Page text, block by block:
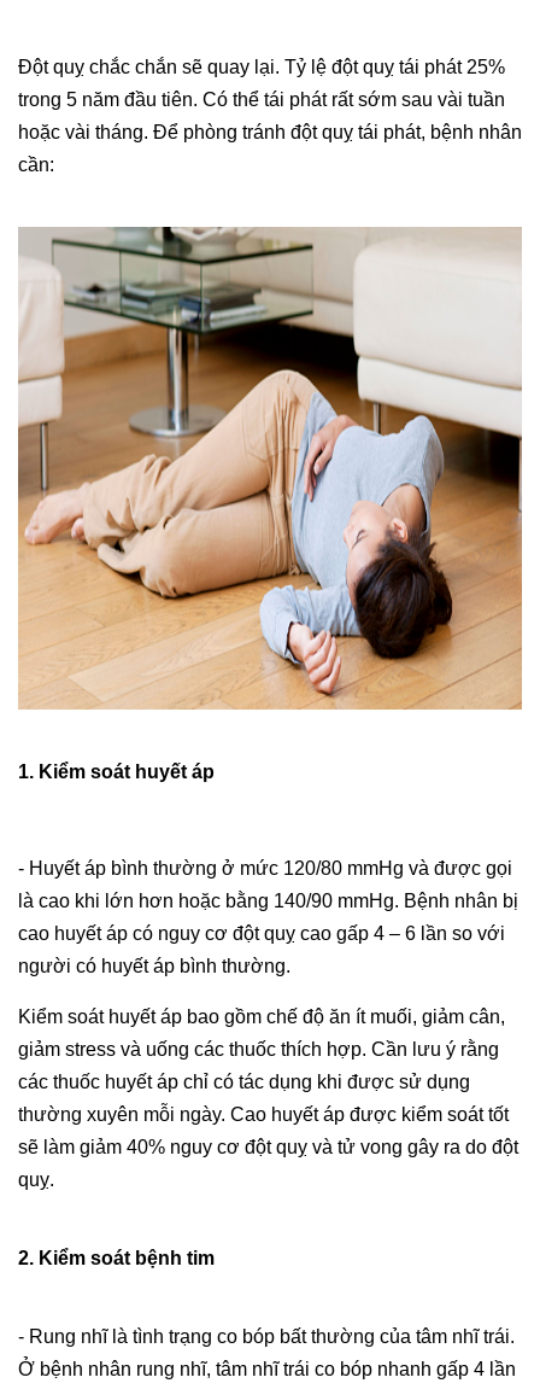
Đột quỵ chắc chắn sẽ quay lại. Tỷ lệ đột quỵ tái phát 25%
trong 5 năm đầu tiên. Có thể tái phát rất sớm sau vài tuần
hoặc vài tháng. Để phòng tránh đột quỵ tái phát, bệnh nhân
cần:
1. Kiểm soát huyết áp
- Huyết áp bình thường ở mức 120/80 mmHg và được gọi
là cao khi lớn hơn hoặc bằng 140/90 mmHg. Bệnh nhân bị
cao huyết áp có nguy cơ đột quỵ cao gấp 4 – 6 lần so với
người có huyết áp bình thường.
Kiểm soát huyết áp bao gồm chế độ ăn ít muối, giảm cân,
giảm stress và uống các thuốc thích hợp. Cần lưu ý rằng
các thuốc huyết áp chỉ có tác dụng khi được sử dụng
thường xuyên mỗi ngày. Cao huyết áp được kiểm soát tốt
sẽ làm giảm 40% nguy cơ đột quỵ và tử vong gây ra do đột
quỵ.
2. Kiểm soát bệnh tim
- Rung nhĩ là tình trạng co bóp bất thường của tâm nhĩ trái.
Ở bệnh nhân rung nhĩ, tâm nhĩ trái co bóp nhanh gấp 4 lần